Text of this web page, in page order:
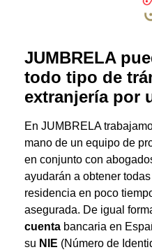
JUMBRELA
todo tipo de
extranjería por
En JUMBRELA
mano de un equipo de
en conjunto con
ayudarán a obtener
residencia en poco
asegurada. De igual
cuenta bancaria en
su NIE (Número de